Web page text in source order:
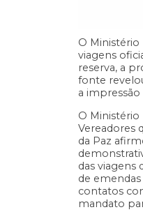
O Ministério
viagens
reserva, a
fonte
a impressão
O
Vereadores
da Paz
das viagens
de
contatos
mandato